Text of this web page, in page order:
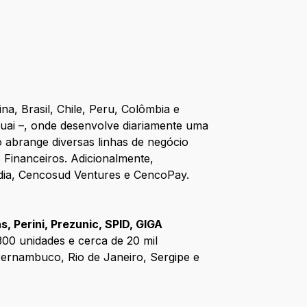
Brasil, Chile, Peru, Colômbia e
–, onde desenvolve diariamente uma
diversas linhas de negócio
Adicionalmente,
Cencosud Ventures e CencoPay.
Perini, Prezunic, SPID, GIGA
unidades e cerca de 20 mil
Rio de Janeiro, Sergipe e